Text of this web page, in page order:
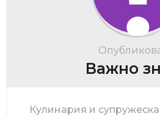
Важно
Кулинария и